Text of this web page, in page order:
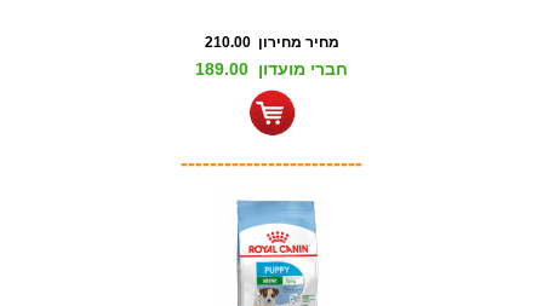
מחיר מחירון 210.00
חברי מועדון 189.00
-------------------------